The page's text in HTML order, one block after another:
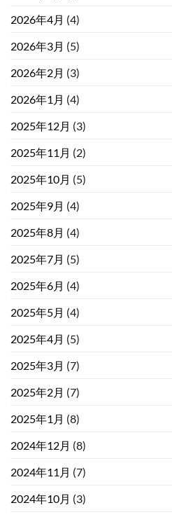
2026年4月 (4)
2026年3月 (5)
2026年2月 (3)
2026年1月 (4)
2025年12月 (3)
2025年11月 (2)
2025年10月 (5)
2025年9月 (4)
2025年8月 (4)
2025年7月 (5)
2025年6月 (4)
2025年5月 (4)
2025年4月 (5)
2025年3月 (7)
2025年2月 (7)
2025年1月 (8)
2024年12月 (8)
2024年11月 (7)
2024年10月 (3)